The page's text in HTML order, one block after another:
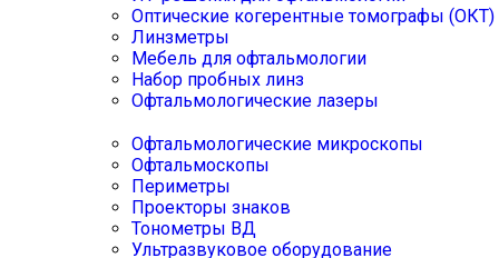
Оптические когерентные томографы (ОКТ)
Линзметры
Мебель для офтальмологии
Набор пробных линз
Офтальмологические лазеры
Офтальмологические микроскопы
Офтальмоскопы
Периметры
Проекторы знаков
Тонометры ВД
Ультразвуковое оборудование